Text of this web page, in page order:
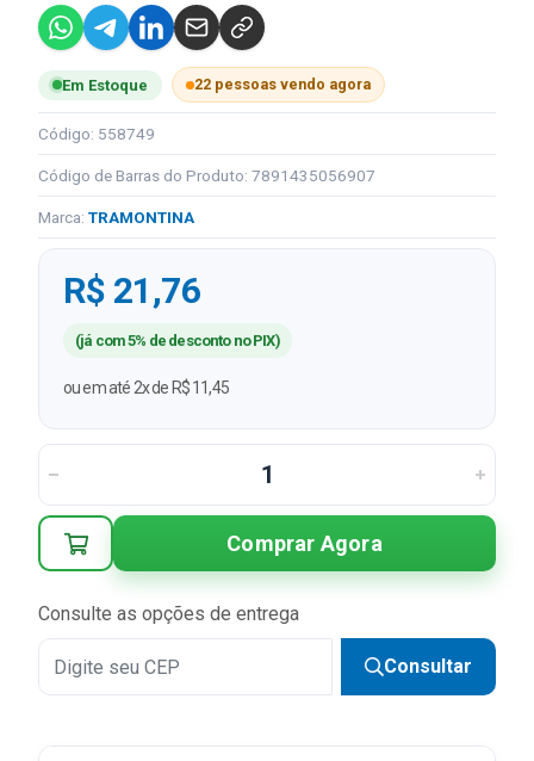
Em Estoque 22 pessoas vendo agora
Código: 558749
Código de Barras do Produto: 7891435056907
Marca: TRAMONTINA
R$ 21,76
(já com 5% de desconto no PIX)
ou em até 2x de R$ 11,45
Comprar Agora
Consulte as opções de entrega
Consultar